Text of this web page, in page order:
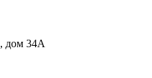
дом 34А